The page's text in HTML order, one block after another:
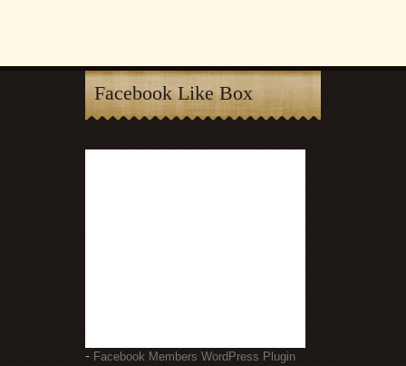
Facebook Like Box
- Facebook Members WordPress Plugin